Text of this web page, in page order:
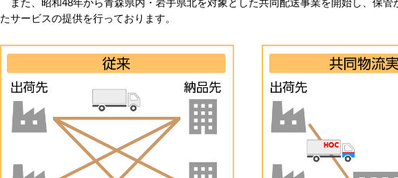
また、昭和48年から青森県内・岩手県北を対象とした共同配送事業を開始し、保管
たサービスの提供を行っております。